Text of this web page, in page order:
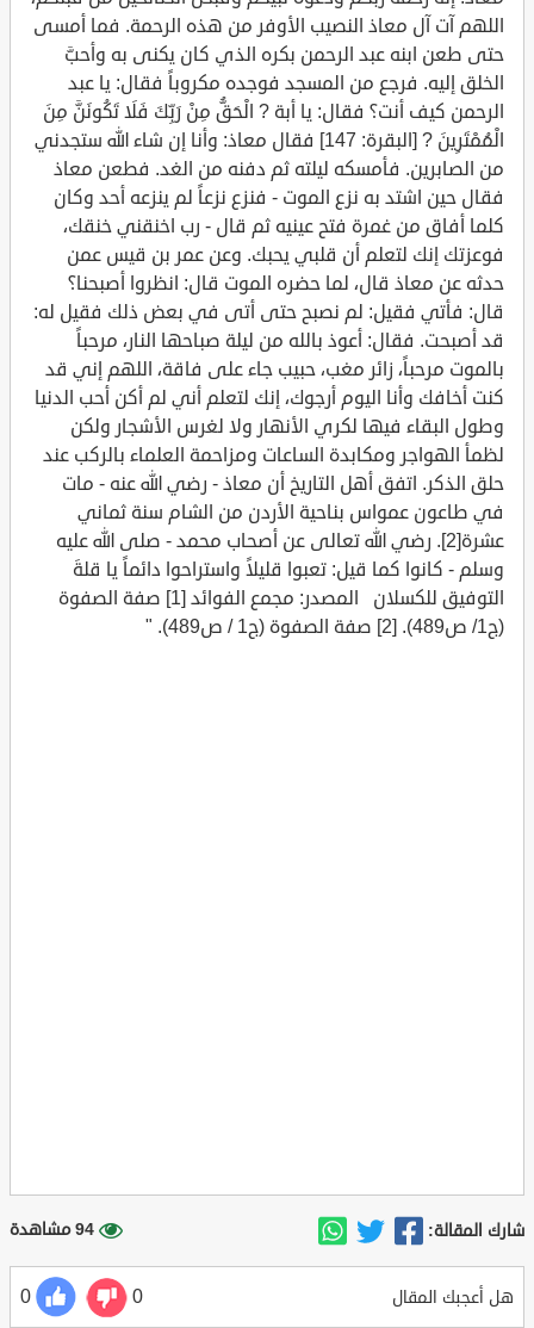
اللهم آت آل معاذ النصيب الأوفر من هذه الرحمة. فما أمسى
حتى طعن ابنه عبد الرحمن بكره الذي كان يكنى به وأحبَّ
الخلق إليه. فرجع من المسجد فوجده مكروباً فقال: يا عبد
الرحمن كيف أنت؟ فقال: يا أبة ? الْحَقُّ مِنْ رَبِّكَ فَلَا تَكُونَنَّ مِنَ
الْمُمْتَرِينَ ? [البقرة: 147] فقال معاذ: وأنا إن شاء الله ستجدني
من الصابرين. فأمسكه ليلته ثم دفنه من الغد. فطعن معاذ
فقال حين اشتد به نزع الموت - فنزع نزعاً لم ينزعه أحد وكان
كلما أفاق من غمرة فتح عينيه ثم قال - رب اخنقني خنقك،
فوعزتك إنك لتعلم أن قلبي يحبك. وعن عمر بن قيس عمن
حدثه عن معاذ قال، لما حضره الموت قال: انظروا أصبحنا؟
قال: فأتي فقيل: لم نصبح حتى أتى في بعض ذلك فقيل له:
قد أصبحت. فقال: أعوذ بالله من ليلة صباحها النار، مرحباً
بالموت مرحباً، زائر مغب، حبيب جاء على فاقة، اللهم إني قد
كنت أخافك وأنا اليوم أرجوك، إنك لتعلم أني لم أكن أحب الدنيا
وطول البقاء فيها لكري الأنهار ولا لغرس الأشجار ولكن
لظمأ الهواجر ومكابدة الساعات ومزاحمة العلماء بالركب عند
حلق الذكر. اتفق أهل التاريخ أن معاذ - رضي الله عنه - مات
في طاعون عمواس بناحية الأردن من الشام سنة ثماني
عشرة[2]. رضي الله تعالى عن أصحاب محمد - صلى الله عليه
وسلم - كانوا كما قيل: تعبوا قليلاً واستراحوا دائماً يا قلةَ
التوفيق للكسلان المصدر: مجمع الفوائد [1] صفة الصفوة
(ج1/ ص489). [2] صفة الصفوة (ج1 / ص489). "
شارك المقالة: 94 مشاهدة
هل أعجبك المقال 0
0